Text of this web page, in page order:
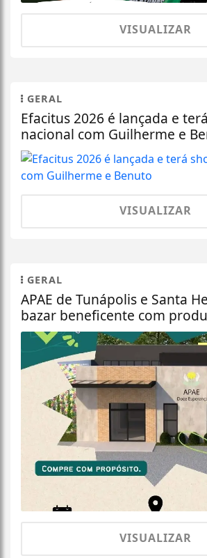
VISUALIZAR
GERAL
Efacitus 2026 é lançada e
nacional com Guilherme e
VISUALIZAR
GERAL
APAE de Tunápolis e Santa
bazar beneficente com
VISUALIZAR